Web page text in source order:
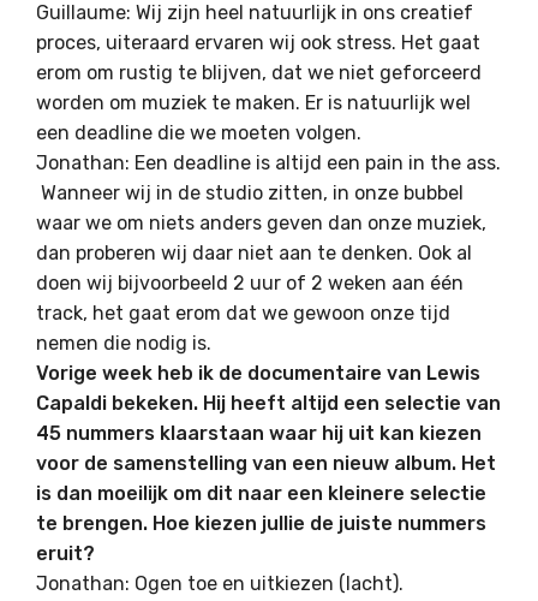
Guillaume: Wij zijn heel natuurlijk in ons creatief
proces, uiteraard ervaren wij ook stress. Het gaat
erom om rustig te blijven, dat we niet geforceerd
worden om muziek te maken. Er is natuurlijk wel
een deadline die we moeten volgen.
Jonathan: Een deadline is altijd een pain in the ass.
Wanneer wij in de studio zitten, in onze bubbel
waar we om niets anders geven dan onze muziek,
dan proberen wij daar niet aan te denken. Ook al
doen wij bijvoorbeeld 2 uur of 2 weken aan één
track, het gaat erom dat we gewoon onze tijd
nemen die nodig is.
Vorige week heb ik de documentaire van Lewis
Capaldi bekeken. Hij heeft altijd een selectie van
45 nummers klaarstaan waar hij uit kan kiezen
voor de samenstelling van een nieuw album. Het
is dan moeilijk om dit naar een kleinere selectie
te brengen. Hoe kiezen jullie de juiste nummers
eruit?
Jonathan: Ogen toe en uitkiezen (lacht).